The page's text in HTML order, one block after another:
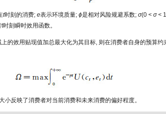
t时刻的消费; e表示环境质量; ϕ是相对风险规避系数; σ(0 < σ<
时刻瞬时效用函数。
的效用贴现值加总最大化为其目标, 则在消费者自身的预算约
小反映了消费者对当前消费和未来消费的偏好程度。